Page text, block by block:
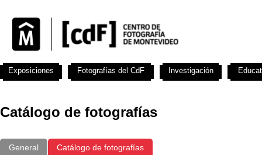
Catálogo de fotografías
General Catálogo de fotografías
Exposiciones Fotografías del CdF Investigación